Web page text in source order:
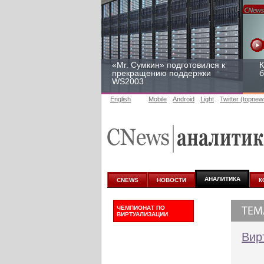
«Mr. Сумкин» подготовился к
прекращению поддержки
WS2003
к аналитике
English Mobile Android Light Twitter
CNEWS НОВОСТИ АНАЛИТИКА
ЧЕМПИОНАТ ПО
ВИРТУАЛИЗАЦИИ